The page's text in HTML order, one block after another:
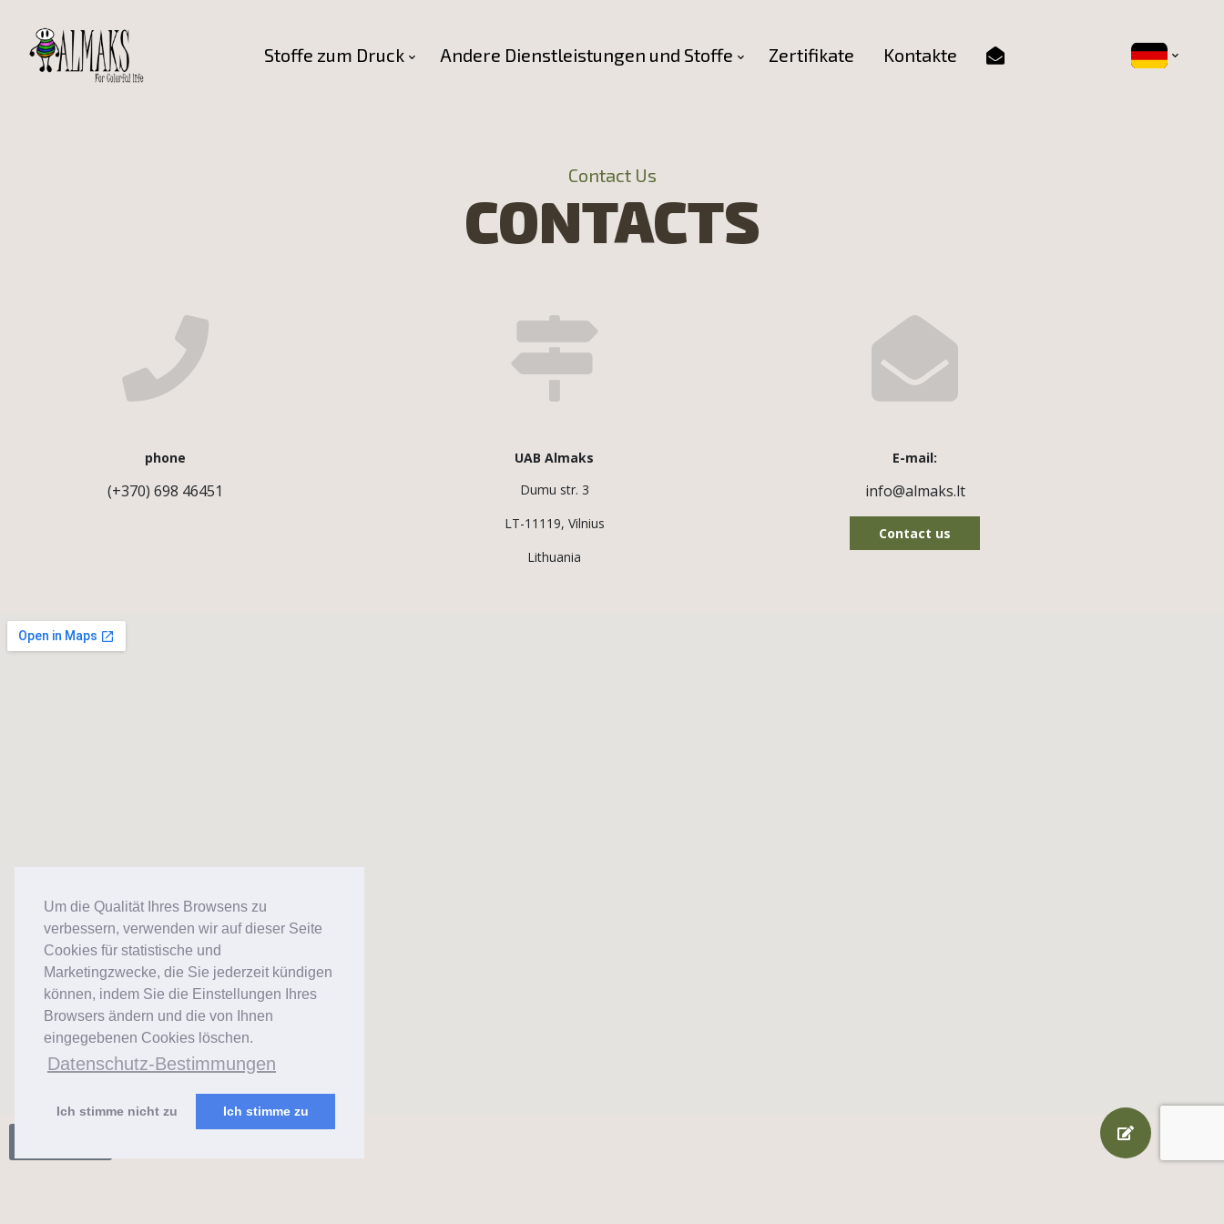
Um die Qualität Ihres Browsens zu
verbessern, verwenden wir auf dieser Seite
Cookies für statistische und
Marketingzwecke, die Sie jederzeit kündigen
können, indem Sie die Einstellungen Ihres
Browsers ändern und die von Ihnen
eingegebenen Cookies löschen.
Datenschutz-Bestimmungen
Ich stimme nicht zu Ich stimme zu
Stoffe zum Druck Andere Dienstleistungen und Stoffe Zertifikate Kontakte
Contact Us
CONTACTS
phone
(+370) 698 46451
UAB Almaks
Dumu str. 3
LT-11119, Vilnius
Lithuania
E-mail:
info@almaks.lt
Contact us